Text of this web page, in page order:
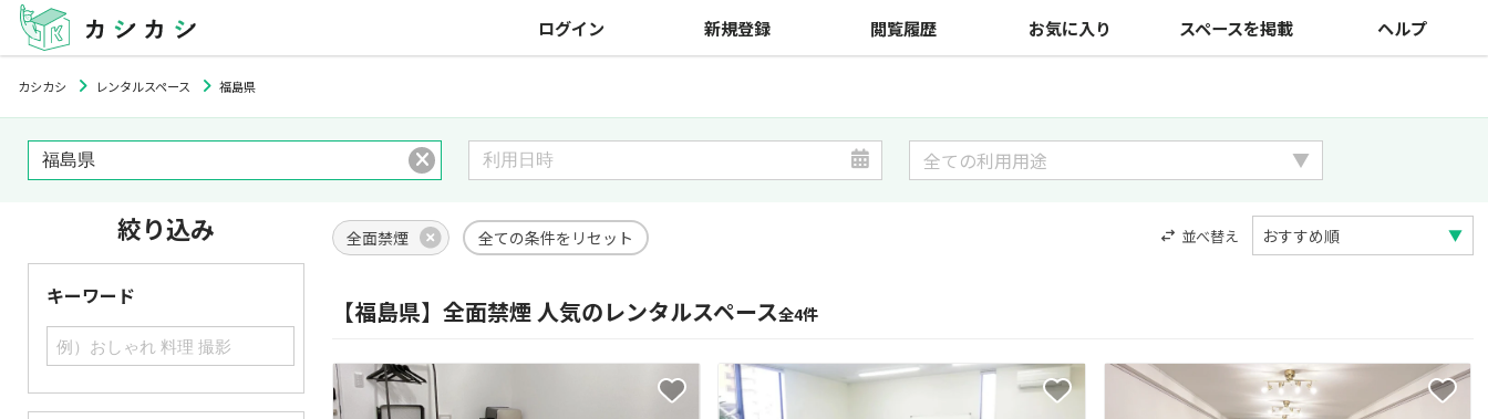
ログイン 新規登録 閲覧履歴 お気に入り スペースを掲載 ヘルプ
カシカシ レンタルスペース 福島県
絞り込み
キーワード
全面禁煙 全ての条件をリセット 並べ替え
【福島県】全面禁煙 人気のレンタルスペース全4件